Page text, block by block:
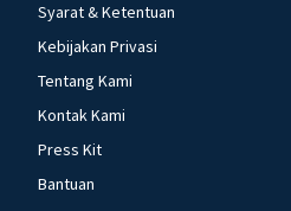
Syarat & Ketentuan
Kebijakan Privasi
Tentang Kami
Kontak Kami
Press Kit
Bantuan